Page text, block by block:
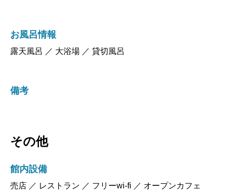
お風呂情報
露天風呂 ／ 大浴場 ／ 貸切風呂
備考
その他
館内設備
売店 ／ レストラン ／ フリーwi-fi ／ オープンカフェ